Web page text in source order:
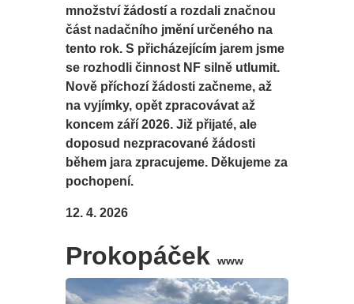
množství žádostí a rozdali značnou
část nadačního jmění určeného na
tento rok. S přicházejícím jarem jsme
se rozhodli činnost NF silně utlumit.
Nově příchozí žádosti začneme, až
na vyjímky, opět zpracovávat až
koncem září 2026. Již přijaté, ale
doposud nezpracované žádosti
během jara zpracujeme. Děkujeme za
pochopení.
12. 4. 2026
Prokopáčekwww